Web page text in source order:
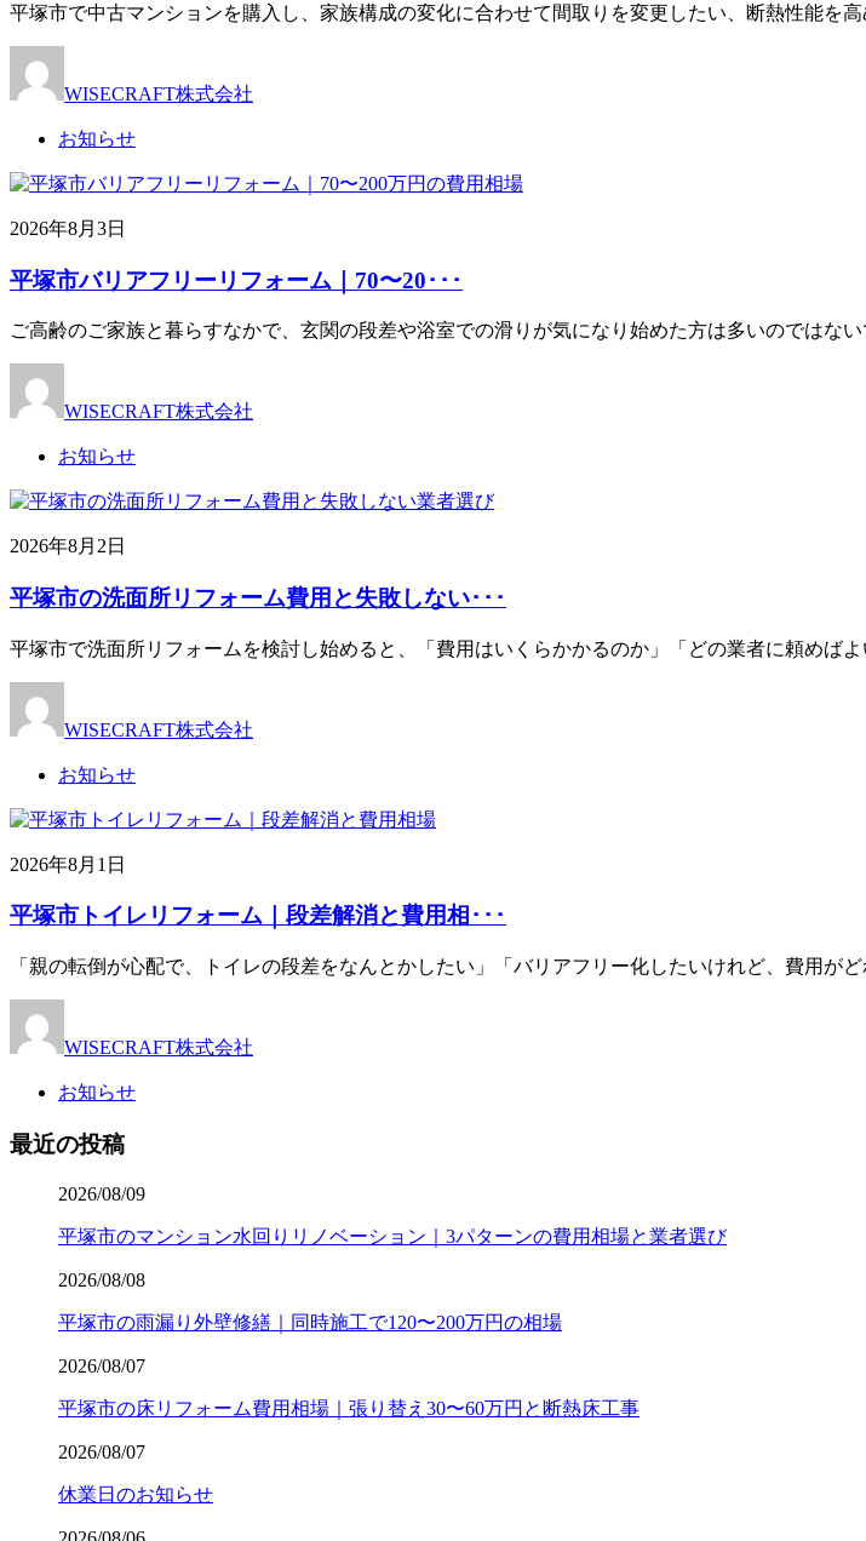
平塚市で中古マンションを購入し、家族構成の変化に合わせて間取りを変更したい、断熱性能を
WISECRAFT株式会社
お知らせ
2026年8月3日
平塚市バリアフリーリフォーム｜70〜20･･･
ご高齢のご家族と暮らすなかで、玄関の段差や浴室での滑りが気になり始めた方は多いのではな
WISECRAFT株式会社
お知らせ
2026年8月2日
平塚市の洗面所リフォーム費用と失敗しない･･･
平塚市で洗面所リフォームを検討し始めると、「費用はいくらかかるのか」「どの業者に頼めば
WISECRAFT株式会社
お知らせ
2026年8月1日
平塚市トイレリフォーム｜段差解消と費用相･･･
「親の転倒が心配で、トイレの段差をなんとかしたい」「バリアフリー化したいけれど、費用
WISECRAFT株式会社
お知らせ
最近の投稿
2026/08/09
平塚市のマンション水回りリノベーション｜3パターンの費用相場と業者選び
2026/08/08
平塚市の雨漏り外壁修繕｜同時施工で120〜200万円の相場
2026/08/07
平塚市の床リフォーム費用相場｜張り替え30〜60万円と断熱床工事
2026/08/07
休業日のお知らせ